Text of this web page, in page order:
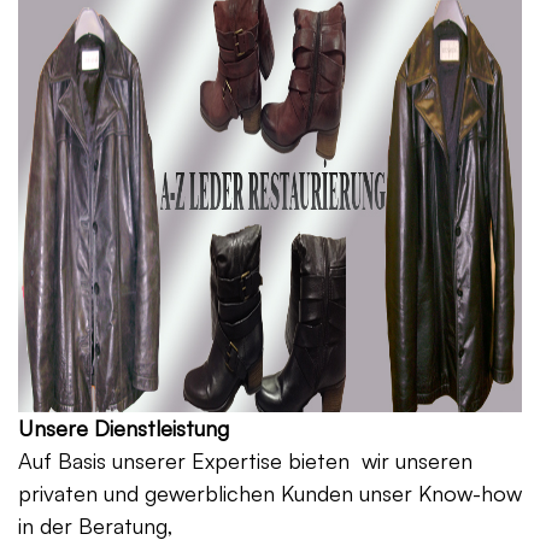
Unsere Dienstleistung
Auf Basis unserer Expertise bieten wir unseren
privaten und gewerblichen Kunden unser Know-how
in der Beratung,